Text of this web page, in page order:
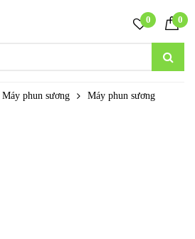
0 0
Máy phun sương
Máy phun sương